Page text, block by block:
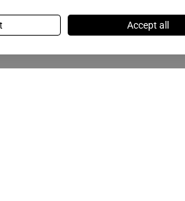
Accept all